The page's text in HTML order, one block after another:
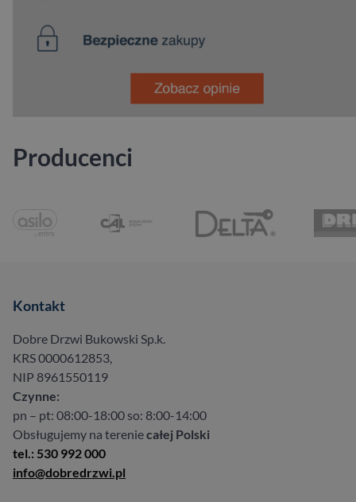
Producenci
Kontakt
Dobre Drzwi Bukowski Sp.k.
KRS 0000612853,
NIP 8961550119
Czynne:
pn – pt: 08:00-18:00 so: 8:00-14:00
Obsługujemy na tereniecałej Polski
tel.: 530 992 000
info@dobredrzwi.pl